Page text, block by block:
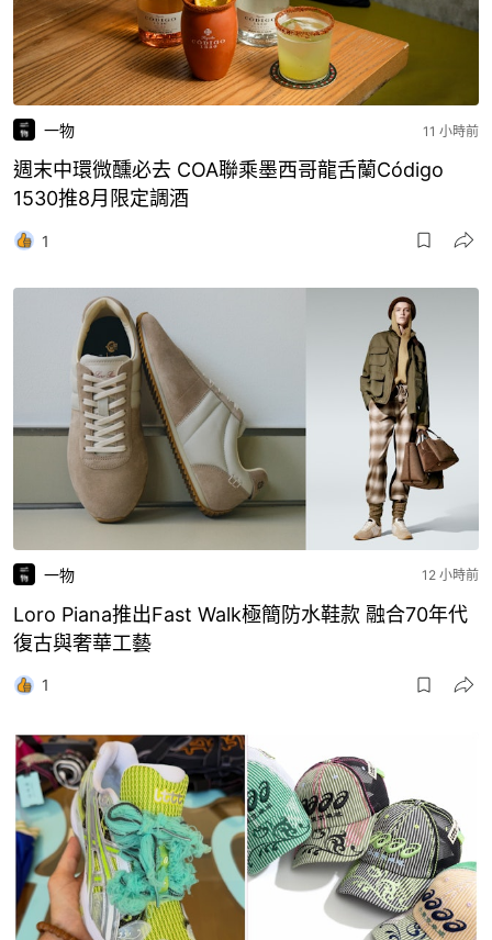
一物 11 小時前
週末中環微醺必去 COA聯乘墨西哥龍舌蘭Código
1530推8月限定調酒
1
一物 12 小時前
Loro Piana推出Fast Walk極簡防水鞋款 融合70年代
復古與奢華工藝
1